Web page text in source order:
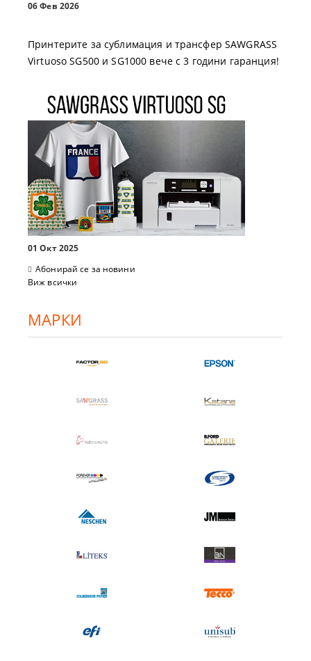
06 Фев 2026
Принтерите за сублимация и трансфер SAWGRASS
Virtuoso SG500 и SG1000 вече с 3 години гаранция!
01 Окт 2025
Абонирай се за новини
Виж всички
МАРКИ